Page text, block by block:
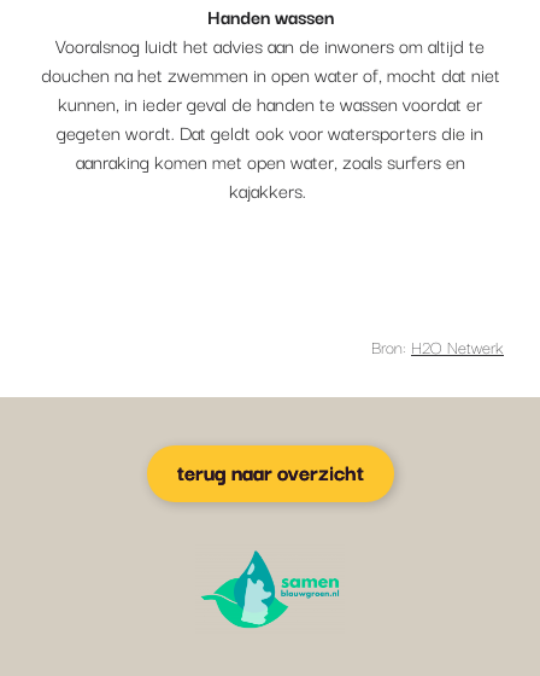
Handen wassen
Vooralsnog luidt het advies aan de inwoners om altijd te
douchen na het zwemmen in open water of, mocht dat niet
kunnen, in ieder geval de handen te wassen voordat er
gegeten wordt. Dat geldt ook voor watersporters die in
aanraking komen met open water, zoals surfers en
kajakkers.
Bron: H2O Netwerk
terug naar overzicht